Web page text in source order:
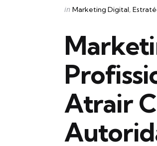
Categories
Posted
in Marketing Digital
Atrair